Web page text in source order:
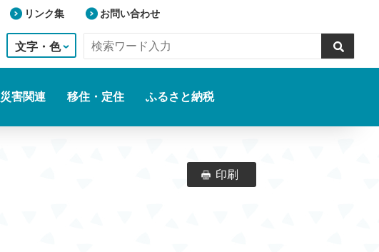
リンク集 お問い合わせ
文字・色
災害関連 移住・定住 ふるさと納税
印刷